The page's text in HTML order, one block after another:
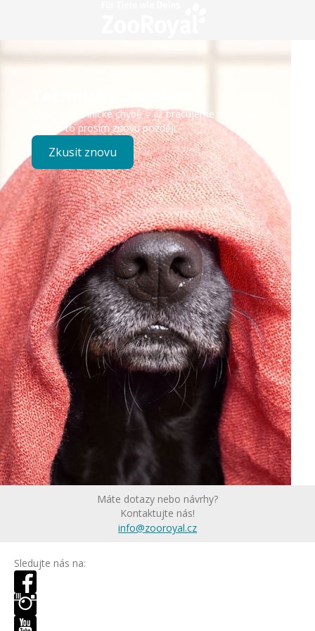
Došlo k technické chybě – již pracujeme na opravě.
Zkuste to prosím znovu později.
Zkusit znovu
Máte dotazy nebo návrhy?
Kontaktujte nás!
info@zooroyal.cz
Sledujte nás na: